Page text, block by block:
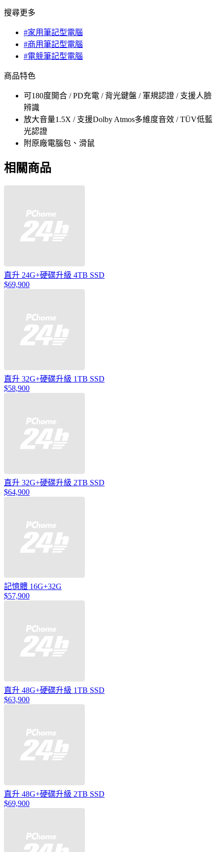
搜尋更多
#家用筆記型電腦
#商用筆記型電腦
#電競筆記型電腦
商品特色
可180度開合 / PD充電 / 背光鍵盤 / 軍規認證 / 支援人臉
辨識
放大音量1.5X / 支援Dolby Atmos多維度音效 / TÜV低藍
光認證
附原廠電腦包、滑鼠
相關商品
直升 24G+硬碟升級 4TB SSD
$69,900
直升 32G+硬碟升級 1TB SSD
$58,900
直升 32G+硬碟升級 2TB SSD
$64,900
記憶體 16G+32G
$57,900
直升 48G+硬碟升級 1TB SSD
$63,900
直升 48G+硬碟升級 2TB SSD
$69,900